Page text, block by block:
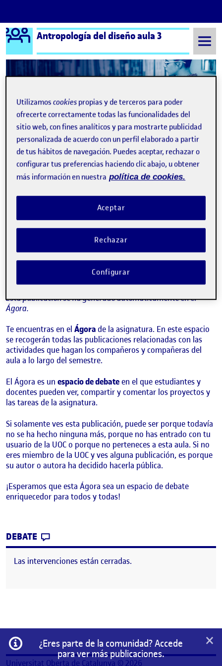
Saltar al contenido
Logo Ágora
Antropología del diseño aula 3
Semestre 20221 - Aula 3 ¡Bienvenidos y bienvenidas!
Navegación de entradas
Siguiente
Publicado por¡Bienvenidos y bienvenidas!
Esta publicación se ha generado automáticamente en el
Ágora.
Te encuentras en el Ágora de la asignatura. En este espacio
se recogerán todas las publicaciones relacionadas con las
actividades que hagan los compañeros y compañeras del
aula a lo largo del semestre.
El Ágora es un espacio de debateen el que estudiantes y
docentes pueden ver, compartir y comentar los proyectos y
las tareas de la asignatura.
Si solamente ves esta publicación, puede ser porque todavía
no se ha hecho ninguna más, porque no has entrado con tu
usuario de la UOC o porque no perteneces a esta aula. Si no
eres miembro de la UOC y ves alguna publicación, es porque
su autor o autora ha decidido hacerla pública.
¡Esperamos que esta Ágora sea un espacio de debate
enriquecedor para todos y todas!
DEBATE
Las intervenciones están cerradas.
Información
¿Eres parte de la comunidad? Accede
para ver más publicaciones.
×
Universitat Oberta de Catalunya © 2026
Utilizamoscookies propias y de terceros para poder
ofrecerte correctamente todas las funcionalidades del
sitio web, con fines analíticos y para mostrarte publicidad
personalizada de acuerdo con un perfil elaborado a partir
de tus hábitos de navegación. Puedes aceptar, rechazar o
configurar tus preferencias haciendo clic abajo, u obtener
más información en nuestra política de cookies.
Rechazar
Aceptar
Configurar